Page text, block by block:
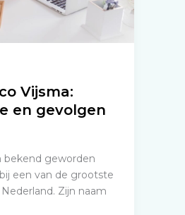
Vijsma:
en gevolgen
bekend geworden
een van de grootste
Zijn naam